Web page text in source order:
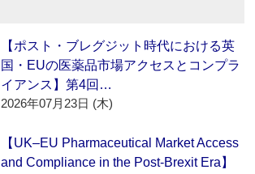
【ポスト・ブレグジット時代における英
国・EUの医薬品市場アクセスとコンプラ
イアンス】第4回…
2026年07月23日 (木)
【UK–EU Pharmaceutical Market Access
and Compliance in the Post-Brexit Era】